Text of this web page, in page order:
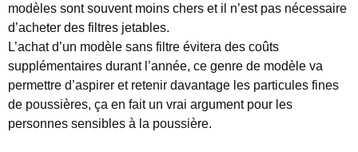
modèles sont souvent moins chers et il n’est pas nécessaire
d’acheter des filtres jetables.
L’achat d’un modèle sans filtre évitera des coûts
supplémentaires durant l’année, ce genre de modèle va
permettre d’aspirer et retenir davantage les particules fines
de poussières, ça en fait un vrai argument pour les
personnes sensibles à la poussière.